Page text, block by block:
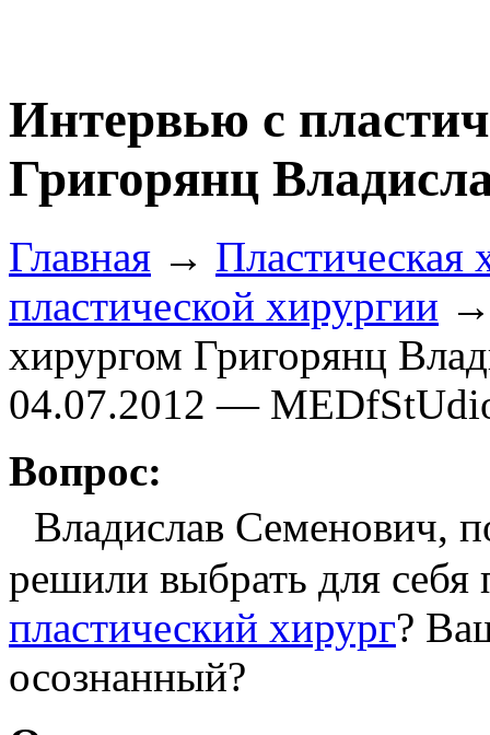
Интервью с
Григорянц
Главная → Пластическая
пластической хирургии →
хирургом Григорянц
04.07.2012 —
Вопрос:
Владислав Семенович,
решили выбрать для
пластический хирург?
осознанный?